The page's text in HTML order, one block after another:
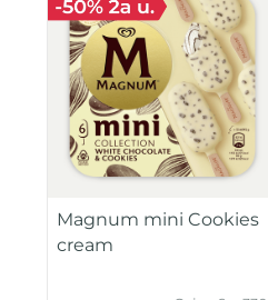
Magnum mini Cookies
cream